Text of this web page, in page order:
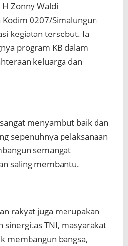
Zonny Waldi
0207/Simalungun
kegiatan tersebut. Ia
program KB dalam
keluarga dan
menyambut baik dan
sepenuhnya pelaksanaan
semangat
saling membantu.
rakyat juga merupakan
sinergitas TNI, masyarakat
membangun bangsa,